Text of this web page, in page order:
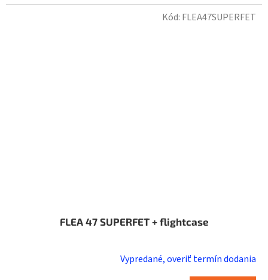
FLEA 47 SUPERFET + flightcase
Vypredané, overiť termín dodania
Kód: FLEA47SUPERFET